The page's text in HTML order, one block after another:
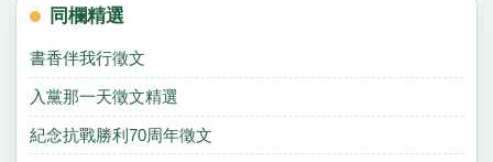
同欄精選
書香伴我行徵文
入黨那一天徵文精選
紀念抗戰勝利70周年徵文